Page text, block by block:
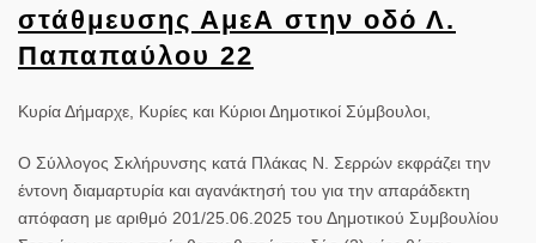
στάθμευσης ΑμεΑ στην οδό Λ.
Παπαπαύλου 22
Κυρία Δήμαρχε, Κυρίες και Κύριοι Δημοτικοί Σύμβουλοι,
Ο Σύλλογος Σκλήρυνσης κατά Πλάκας Ν. Σερρών εκφράζει την
έντονη διαμαρτυρία και αγανάκτησή του για την απαράδεκτη
απόφαση με αριθμό 201/25.06.2025 του Δημοτικού Συμβουλίου